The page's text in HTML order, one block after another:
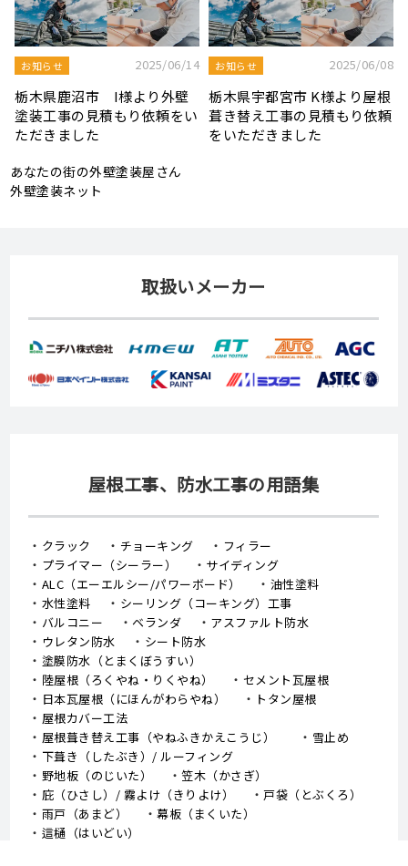
モルタル外壁の特徴と劣化症
状、メンテナンス方法を解説
令和7年度 結婚新生活支援補
助金が実施されます！
あなたの街の外壁塗装屋さん
外壁塗装ネット
取扱いメーカー
屋根工事、防水工事の用語集
クラック チョーキング
フィラー
プライマー（シーラー）
サイディング
ALC（エーエルシー/パワーボード）
油性塗料
水性塗料
シーリング（コーキング）工事
バルコニー
ベランダ
アスファルト防水
ウレタン防水
シート防水
塗膜防水（とまくぼうすい）
陸屋根（ろくやね・りくやね）
セメント瓦屋根
日本瓦屋根（にほんがわらやね）
トタン屋根
屋根カバー工法
屋根葺き替え工事（やねふきかえこうじ）
雪止め
下葺き（したぶき）/ ルーフィング
野地板（のじいた）
笠木（かさぎ）
庇（ひさし）/ 霧よけ（きりよけ）
戸袋（とぶくろ）
雨戸（あまど）
幕板（まくいた）
這樋（はいどい）